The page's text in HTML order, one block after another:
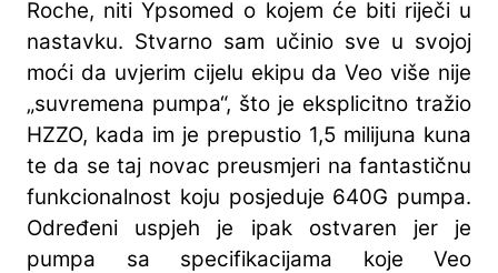
Roche, niti Ypsomed o kojem će biti riječi u
nastavku. Stvarno sam učinio sve u svojoj
moći da uvjerim cijelu ekipu da Veo više nije
„suvremena pumpa“, što je eksplicitno tražio
HZZO, kada im je prepustio 1,5 milijuna kuna
te da se taj novac preusmjeri na fantastičnu
funkcionalnost koju posjeduje 640G pumpa.
Određeni uspjeh je ipak ostvaren jer je
pumpa sa specifikacijama koje Veo